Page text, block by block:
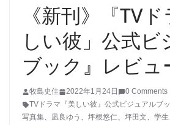
《新刊》『TV
しい彼」公式ビ
ブック』レビュ
牧島史佳 2022年1月24日
0 Comments
TVドラマ『美しい彼』公式ビジュアルブ
写真集、 凪良ゆう 、 坪根悠仁、 坪田文、 学生